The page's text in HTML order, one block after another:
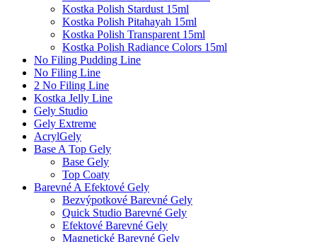
Kostka Polish Stardust 15ml
Kostka Polish Pitahayah 15ml
Kostka Polish Transparent 15ml
Kostka Polish Radiance Colors 15ml
No Filing Pudding Line
No Filing Line
2 No Filing Line
Kostka Jelly Line
Gely Studio
Gely Extreme
AcrylGely
Base A Top Gely
Base Gely
Top Coaty
Barevné A Efektové Gely
Bezvýpotkové Barevné Gely
Quick Studio Barevné Gely
Efektové Barevné Gely
Magnetické Barevné Gely